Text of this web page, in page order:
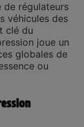
de régulateurs
véhicules des
clé du
joue un
globales de
ou